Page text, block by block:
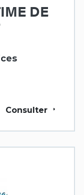
DE
Consulter